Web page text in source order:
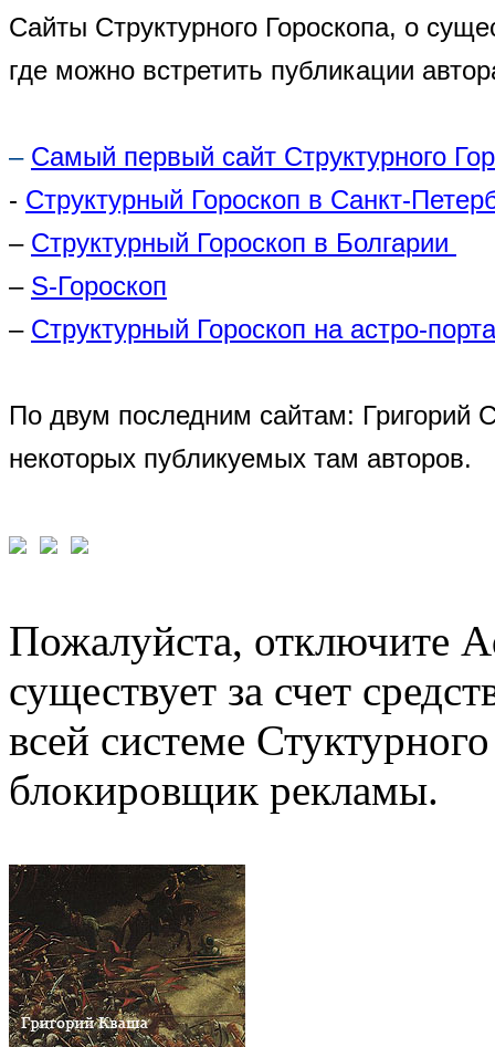
Сайты Структурного Гороскопа, о
где можно встретить публикации
– Самый первый сайт Структурного
- Структурный Гороскоп в Санкт-
– Структурный Гороскоп в Болгарии
– S-Гороскоп
– Структурный Гороскоп на астро-
По двум последним сайтам: Григорий
некоторых публикуемых там авторов.
Пожалуйста, отключите
существует за счет
всей системе
блокировщик рекламы.